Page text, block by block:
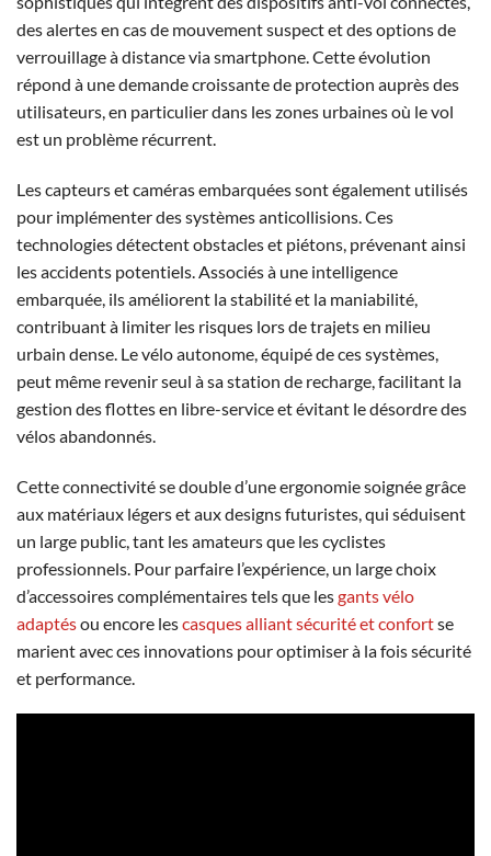
des alertes en cas de mouvement suspect et des options de
verrouillage à distance via smartphone. Cette évolution
répond à une demande croissante de protection auprès des
utilisateurs, en particulier dans les zones urbaines où le vol
est un problème récurrent.
Les capteurs et caméras embarquées sont également utilisés
pour implémenter des systèmes anticollisions. Ces
technologies détectent obstacles et piétons, prévenant ainsi
les accidents potentiels. Associés à une intelligence
embarquée, ils améliorent la stabilité et la maniabilité,
contribuant à limiter les risques lors de trajets en milieu
urbain dense. Le vélo autonome, équipé de ces systèmes,
peut même revenir seul à sa station de recharge, facilitant la
gestion des flottes en libre-service et évitant le désordre des
vélos abandonnés.
Cette connectivité se double d’une ergonomie soignée grâce
aux matériaux légers et aux designs futuristes, qui séduisent
un large public, tant les amateurs que les cyclistes
professionnels. Pour parfaire l’expérience, un large choix
d’accessoires complémentaires tels que lesgants vélo
adaptésou encore lescasques alliant sécurité et confortse
marient avec ces innovations pour optimiser à la fois sécurité
et performance.